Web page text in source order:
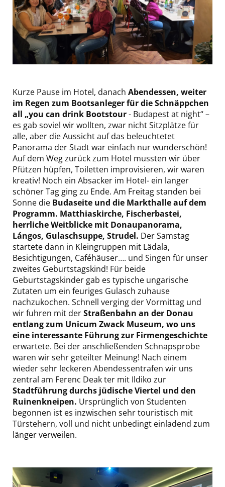
Kurze Pause im Hotel, danach Abendessen, weiter
im Regen zum Bootsanleger für die Schnäppchen
all „you can drink Bootstour- Budapest at night“ –
es gab soviel wir wollten, zwar nicht Sitzplätze für
alle, aber die Aussicht auf das beleuchtetet
Panorama der Stadt war einfach nur wunderschön!
Auf dem Weg zurück zum Hotel mussten wir über
Pfützen hüpfen, Toiletten improvisieren, wir waren
kreativ! Noch ein Absacker im Hotel- ein langer
schöner Tag ging zu Ende. Am Freitag standen bei
Sonne die Budaseite und die Markthalle auf dem
Programm. Matthiaskirche, Fischerbastei,
herrliche Weitblicke mit Donaupanorama,
Lángos, Gulaschsuppe, Strudel. Der Samstag
startete dann in Kleingruppen mit Lädala,
Besichtigungen, Caféhäuser…. und Singen für unser
zweites Geburtstagskind! Für beide
Geburtstagskinder gab es typische ungarische
Zutaten um ein feuriges Gulasch zuhause
nachzukochen. Schnell verging der Vormittag und
wir fuhren mit derStraßenbahn an der Donau
entlang zum Unicum Zwack Museum, wo uns
eine interessante Führung zur Firmengeschichte
erwartete. Bei der anschließenden Schnapsprobe
waren wir sehr geteilter Meinung! Nach einem
wieder sehr leckeren Abendessentrafen wir uns
zentral am Ferenc Deak ter mit Ildiko zur
Stadtführung durchs jüdische Viertel und den
Ruinenkneipen. Ursprünglich von Studenten
begonnen ist es inzwischen sehr touristisch mit
Türstehern, voll und nicht unbedingt einladend zum
länger verweilen.